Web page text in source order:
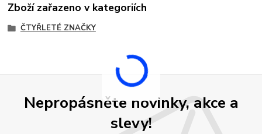
Zboží zařazeno v kategoriích
ČTYŘLETÉ ZNAČKY
Nepropásněte novinky, akce a
slevy!